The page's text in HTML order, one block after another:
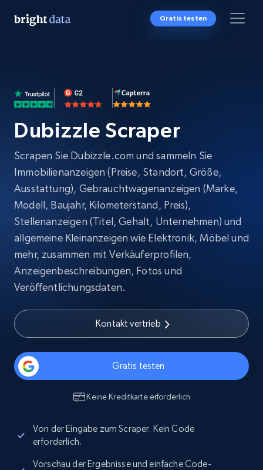
Gratis testen
Dubizzle Scraper
Scrapen Sie Dubizzle.com und sammeln Sie
Immobilienanzeigen (Preise, Standort, Größe,
Ausstattung), Gebrauchtwagenanzeigen (Marke,
Modell, Baujahr, Kilometerstand, Preis),
Stellenanzeigen (Titel, Gehalt, Unternehmen) und
allgemeine Kleinanzeigen wie Elektronik, Möbel und
mehr, zusammen mit Verkäuferprofilen,
Anzeigenbeschreibungen, Fotos und
Veröffentlichungsdaten.
Kontakt vertrieb
Gratis testen
Keine Kreditkarte erforderlich
Von der Eingabe zum Scraper. Kein Code
erforderlich.
Vorschau der Ergebnisse und einfache Code-